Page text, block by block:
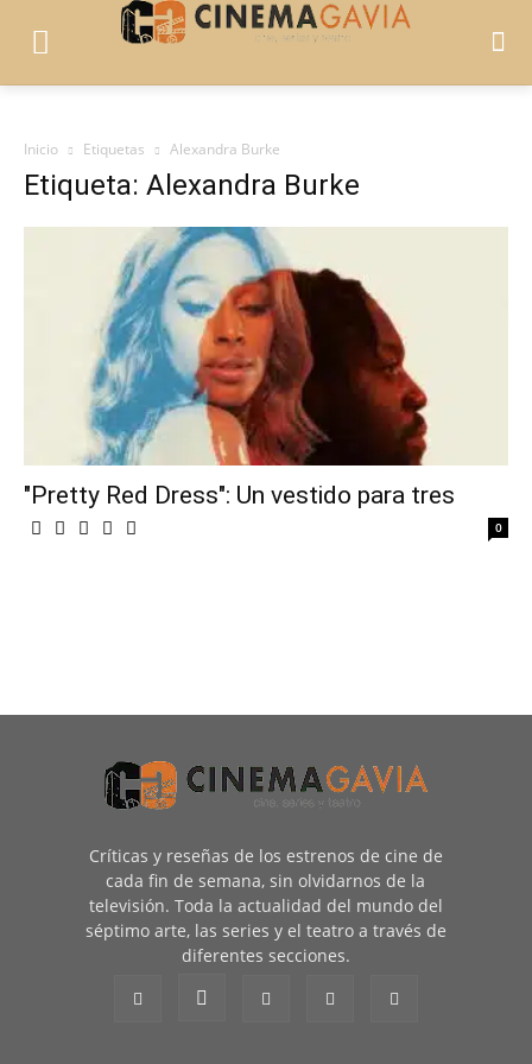
Inicio Etiquetas Alexandra Burke
Etiqueta: Alexandra Burke
"Pretty Red Dress": Un vestido para tres
0
Críticas y reseñas de los estrenos de cine de
cada fin de semana, sin olvidarnos de la
televisión. Toda la actualidad del mundo del
séptimo arte, las series y el teatro a través de
diferentes secciones.